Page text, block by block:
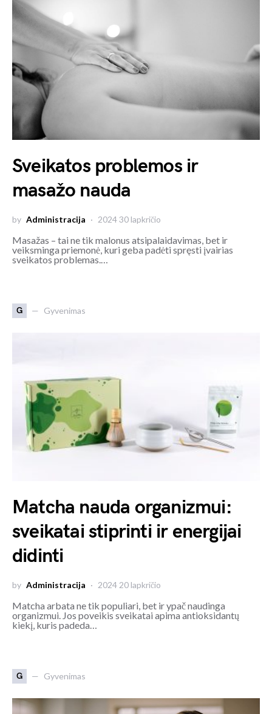
Sveikatos problemos ir
masažo nauda
by Administracija 2024 30 lapkričio
Masažas – tai ne tik malonus atsipalaidavimas, bet ir
veiksminga priemonė, kuri geba padėti spręsti įvairias
sveikatos problemas.…
G Gyvenimas
Matcha nauda organizmui:
sveikatai stiprinti ir energijai
didinti
by Administracija 2024 20 lapkričio
Matcha arbata ne tik populiari, bet ir ypač naudinga
organizmui. Jos poveikis sveikatai apima antioksidantų
kiekį, kuris padeda…
G Gyvenimas